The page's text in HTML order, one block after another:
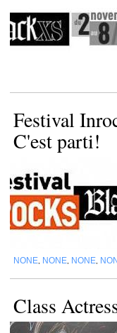
Festival
C'est parti!
NONE NONE NONE
Class